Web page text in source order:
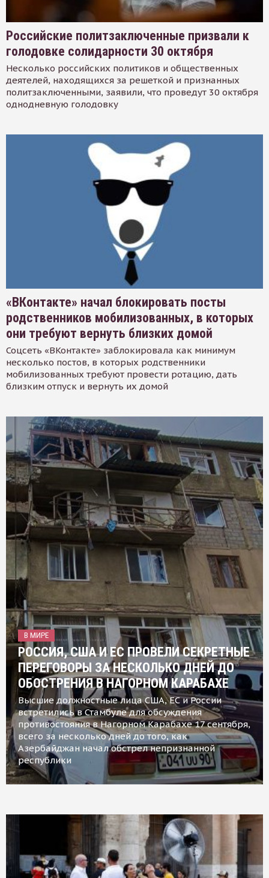
Российские политзаключенные призвали к
голодовке солидарности 30 октября
Несколько российских политиков и общественных
деятелей, находящихся за решеткой и признанных
политзаключенными, заявили, что проведут 30 октября
однодневную голодовку
«ВКонтакте» начал блокировать посты
родственников мобилизованных, в которых
они требуют вернуть близких домой
Соцсеть «ВКонтакте» заблокировала как минимум
несколько постов, в которых родственники
мобилизованных требуют провести ротацию, дать
близким отпуск и вернуть их домой
В МИРЕ
РОССИЯ, США И ЕС ПРОВЕЛИ СЕКРЕТНЫЕ
ПЕРЕГОВОРЫ ЗА НЕСКОЛЬКО ДНЕЙ ДО
ОБОСТРЕНИЯ В НАГОРНОМ КАРАБАХЕ
Высшие должностные лица США, ЕС и России
встретились в Стамбуле для обсуждения
противостояния в Нагорном Карабахе 17 сентября,
всего за несколько дней до того, как
Азербайджан начал обстрел непризнанной
республики